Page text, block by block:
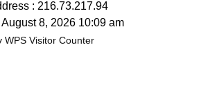
: 216.73.217.94
8, 2026 10:09 am
WPS Visitor Counter